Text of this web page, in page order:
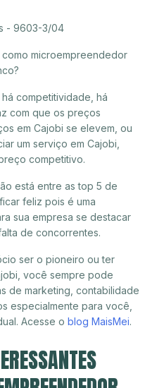
- 9603-3/04
microempreendedor
competitividade, há
com que os preços
em Cajobi se elevem, ou
um serviço em Cajobi,
competitivo.
está entre as top 5 de
feliz pois é uma
sua empresa se destacar
de concorrentes.
ser o pioneiro ou ter
você sempre pode
de marketing, contabilidade
especialmente para você,
Acesse o blog MaisMei.